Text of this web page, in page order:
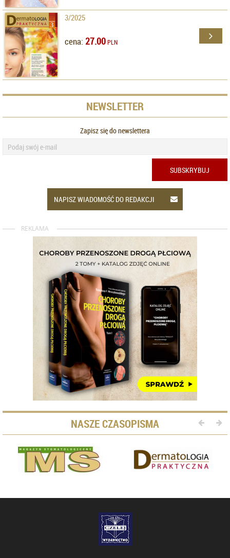
3/2025
cena: 27.00PLN
NEWSLETTER
Zapisz się do newslettera
SUBSKRYBUJ
NAPISZ WIADOMOŚĆ DO REDAKCJI
REKLAMA
NASZE CZASOPISMA